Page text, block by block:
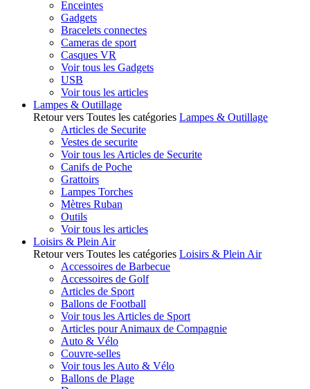
Enceintes
Gadgets
Bracelets connectes
Cameras de sport
Casques VR
Voir tous les Gadgets
USB
Voir tous les articles
Lampes & Outillage
Retour vers Toutes les catégories Lampes & Outillage
Articles de Securite
Vestes de securite
Voir tous les Articles de Securite
Canifs de Poche
Grattoirs
Lampes Torches
Mètres Ruban
Outils
Voir tous les articles
Loisirs & Plein Air
Retour vers Toutes les catégories Loisirs & Plein Air
Accessoires de Barbecue
Accessoires de Golf
Articles de Sport
Ballons de Football
Voir tous les Articles de Sport
Articles pour Animaux de Compagnie
Auto & Vélo
Couvre-selles
Voir tous les Auto & Vélo
Ballons de Plage